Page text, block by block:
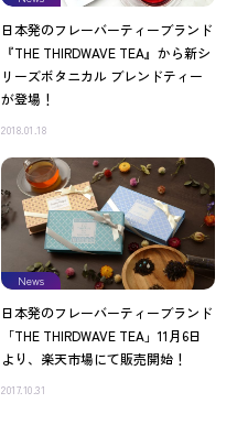
日本発のフレーバーティーブランド
『THE THIRDWAVE TEA』から新シ
リーズボタニカル ブレンドティー
が登場！
2018.01.18
News
日本発のフレーバーティーブランド
「THE THIRDWAVE TEA」11月6日
より、楽天市場にて販売開始！
2017.10.31